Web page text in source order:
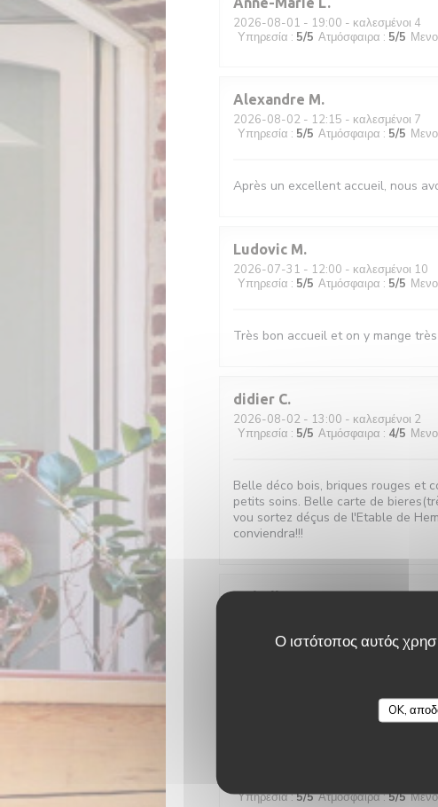
Ο ιστότοπος αυτός
OK,
2026-08-01 - 19:00 - καλεσμένοι 4
Υπηρεσία : 5/5 Ατμόσφαιρα : 5/5
Alexandre M
2026-08-02 - 12:15 - καλεσμένοι 7
Υπηρεσία : 5/5 Ατμόσφαιρα : 5/5
Après un excellent accueil, nous
Ludovic M
2026-07-31 - 12:00 - καλεσμένοι 10
Υπηρεσία : 5/5 Ατμόσφαιρα : 5/5
Très bon accueil et on y mange
didier C
2026-08-02 - 13:00 - καλεσμένοι 2
Υπηρεσία : 5/5 Ατμόσφαιρα : 4/5
Belle déco bois, briques rouges et
petits soins. Belle carte de
vou sortez déçus de l'Etable de
conviendra!!!
Isabelle C
/5 5
délicieuses, je recommande Le
Υπηρεσία:5/5 Ατμόσφαιρα:5/5